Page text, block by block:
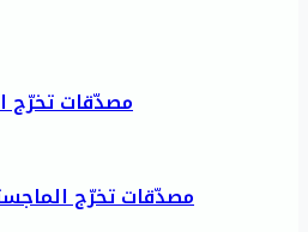
مصدّقات تخرّج
مصدّقات تخرّج